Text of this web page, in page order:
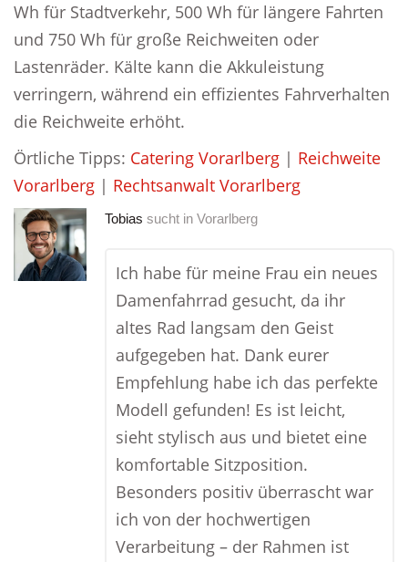
Wh für Stadtverkehr, 500 Wh für längere Fahrten
und 750 Wh für große Reichweiten oder
Lastenräder. Kälte kann die Akkuleistung
verringern, während ein effizientes Fahrverhalten
die Reichweite erhöht.
Örtliche Tipps: Catering Vorarlberg | Reichweite
Vorarlberg | Rechtsanwalt Vorarlberg
Tobias sucht in Vorarlberg
Ich habe für meine Frau ein neues
Damenfahrrad gesucht, da ihr
altes Rad langsam den Geist
aufgegeben hat. Dank eurer
Empfehlung habe ich das perfekte
Modell gefunden! Es ist leicht,
sieht stylisch aus und bietet eine
komfortable Sitzposition.
Besonders positiv überrascht war
ich von der hochwertigen
Verarbeitung – der Rahmen ist